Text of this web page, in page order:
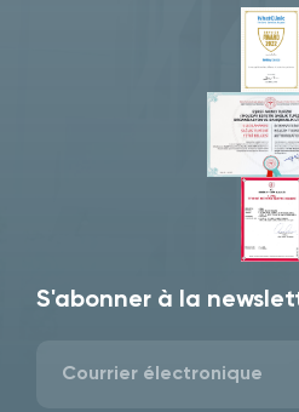
S'abonner à la